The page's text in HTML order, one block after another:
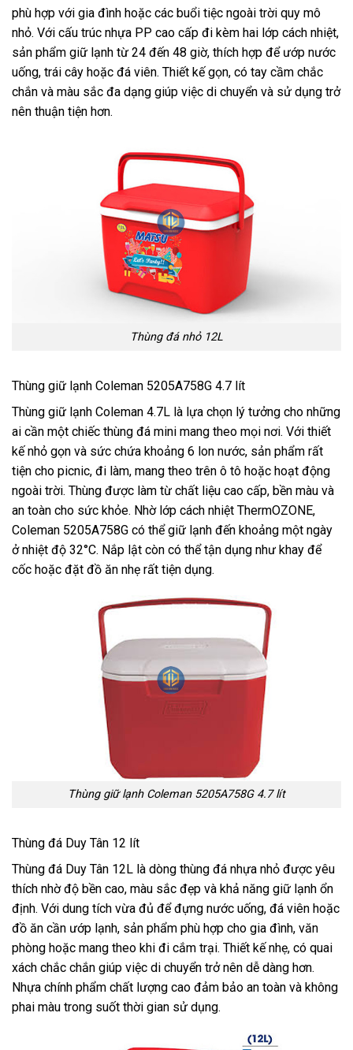
phù hợp với gia đình hoặc các buổi tiệc ngoài trời quy mô
nhỏ. Với cấu trúc nhựa PP cao cấp đi kèm hai lớp cách nhiệt,
sản phẩm giữ lạnh từ 24 đến 48 giờ, thích hợp để ướp nước
uống, trái cây hoặc đá viên. Thiết kế gọn, có tay cầm chắc
chắn và màu sắc đa dạng giúp việc di chuyển và sử dụng trở
nên thuận tiện hơn.
Thùng đá nhỏ 12L
Thùng giữ lạnh Coleman 5205A758G 4.7 lít
Thùng giữ lạnh Coleman 4.7L là lựa chọn lý tưởng cho những
ai cần một chiếc thùng đá mini mang theo mọi nơi. Với thiết
kế nhỏ gọn và sức chứa khoảng 6 lon nước, sản phẩm rất
tiện cho picnic, đi làm, mang theo trên ô tô hoặc hoạt động
ngoài trời. Thùng được làm từ chất liệu cao cấp, bền màu và
an toàn cho sức khỏe. Nhờ lớp cách nhiệt ThermOZONE,
Coleman 5205A758G có thể giữ lạnh đến khoảng một ngày
ở nhiệt độ 32°C. Nắp lật còn có thể tận dụng như khay để
cốc hoặc đặt đồ ăn nhẹ rất tiện dụng.
Thùng giữ lạnh Coleman 5205A758G 4.7 lít
Thùng đá Duy Tân 12 lít
Thùng đá Duy Tân 12L là dòng thùng đá nhựa nhỏ được yêu
thích nhờ độ bền cao, màu sắc đẹp và khả năng giữ lạnh ổn
định. Với dung tích vừa đủ để đựng nước uống, đá viên hoặc
đồ ăn cần ướp lạnh, sản phẩm phù hợp cho gia đình, văn
phòng hoặc mang theo khi đi cắm trại. Thiết kế nhẹ, có quai
xách chắc chắn giúp việc di chuyển trở nên dễ dàng hơn.
Nhựa chính phẩm chất lượng cao đảm bảo an toàn và không
phai màu trong suốt thời gian sử dụng.